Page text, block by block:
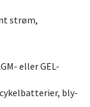
strøm,
eller GEL-
bly-